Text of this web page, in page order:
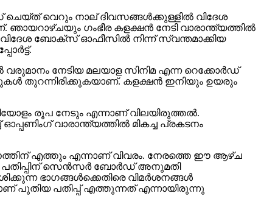
വെറും നാല് ദിവസങ്ങൾക്കുള്ളിൽ വിദേശ
ഞായറാഴ്ചയും ഗംഭീര കളക്ഷൻ നേടി വാരാന്ത്യത്തിൽ
വിദേശ ബോക്സ് ഓഫീസിൽ നിന്ന് സ്വന്തമാക്കിയ
നേടിയ മലയാള സിനിമ എന്ന റെക്കോർഡ്
തുറന്നിരിക്കുകയാണ്. കളക്ഷൻ ഇനിയും ഉയരും
രൂപ നേടും എന്നാണ് വിലയിരുത്തൽ.
വാരാന്ത്യത്തിൽ മികച്ച പ്രകടനം
എത്തും എന്നാണ് വിവരം. നേരത്തെ ഈ ആഴ്ച
പതിപ്പിന് സെൻസർ ബോർഡ് അനുമതി
ഭാഗങ്ങൾക്കെതിരെ വിമർശനങ്ങൾ
പുതിയ പതിപ്പ് എത്തുന്നത് എന്നായിരുന്നു